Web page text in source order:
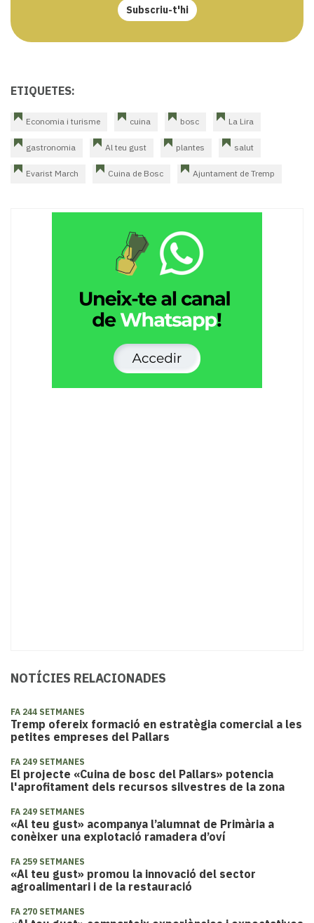
Subscriu-t'hi
ETIQUETES:
Economia i turisme cuina bosc La Lira
gastronomia Al teu gust plantes salut
Evarist March Cuina de Bosc Ajuntament de Tremp
NOTÍCIES RELACIONADES
FA 244 SETMANES
Tremp ofereix formació en estratègia comercial a les
petites empreses del Pallars
FA 249 SETMANES
El projecte «Cuina de bosc del Pallars» potencia
l'aprofitament dels recursos silvestres de la zona
FA 249 SETMANES
«Al teu gust» acompanya l’alumnat de Primària a
conèixer una explotació ramadera d’oví
FA 259 SETMANES
«​Al teu gust» promou la innovació del sector
agroalimentari i de la restauració
FA 270 SETMANES